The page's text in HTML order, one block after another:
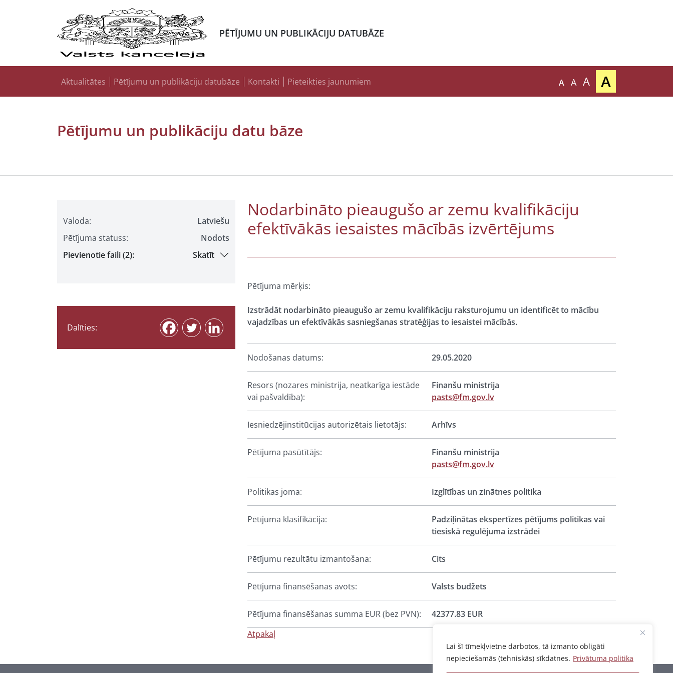
Lai šī tīmekļvietne darbotos, tā izmanto obligāti
nepieciešamās (tehniskās) sīkdatnes. Privātuma politika
PĒTĪJUMU UN PUBLIKĀCIJU DATUBĀZE
Aktualitātes Pētījumu un publikāciju datubāze Kontakti Pieteikties jaunumiem A A A A
Pētījumu un publikāciju datu bāze
Valoda:
Latviešu
Pētījuma statuss:
Nodots
Pievienotie faili (2):
Skatīt
Dalīties:
Nodarbināto pieaugušo ar zemu kvalifikāciju
efektīvākās iesaistes mācībās izvērtējums
Pētījuma mērķis:
Izstrādāt nodarbināto pieaugušo ar zemu kvalifikāciju raksturojumu un identificēt to mācību
vajadzības un efektīvākās sasniegšanas stratēģijas to iesaistei mācībās.
Nodošanas datums: 29.05.2020
Resors (nozares ministrija, neatkarīga iestāde
vai pašvaldība):
Finanšu ministrija
pasts@fm.gov.lv
Iesniedzējinstitūcijas autorizētais lietotājs: Arhīvs
Pētījuma pasūtītājs:
Finanšu ministrija
pasts@fm.gov.lv
Politikas joma: Izglītības un zinātnes politika
Pētījuma klasifikācija:
Padziļinātas ekspertīzes pētījums politikas vai
tiesiskā regulējuma izstrādei
Pētījumu rezultātu izmantošana: Cits
Pētījuma finansēšanas avots: Valsts budžets
Pētījuma finansēšanas summa EUR (bez PVN):
42377.83 EUR
Atpakaļ